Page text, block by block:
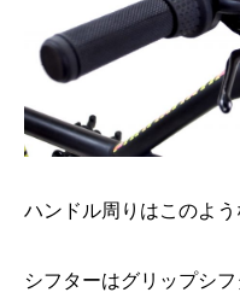
ハンドル周りはこのよう
シフターはグリップシフ